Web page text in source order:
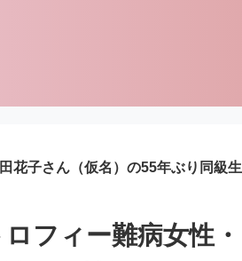
花子さん（仮名）の55年ぶり同級生
フィー難病女性・